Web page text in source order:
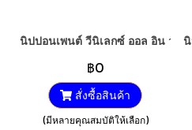
นิปปอนเพนต์ วีนิเลกซ์ ออล อิน วัน (
฿0
สั่งซื้อสินค้า
(มีหลายคุณสมบัติให้เลือก)